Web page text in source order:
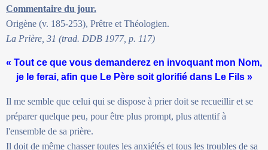
Commentaire du jour.
Origène (v. 185-253), Prêtre et Théologien.
La Prière, 31 (trad. DDB 1977, p. 117)
« Tout ce que vous demanderez en invoquant mon Nom,
je le ferai, afin que Le Père soit glorifié dans Le Fils »
Il me semble que celui qui se dispose à prier doit se recueillir et se
préparer quelque peu, pour être plus prompt, plus attentif à
l'ensemble de sa prière.
Il doit de même chasser toutes les anxiétés et tous les troubles de sa